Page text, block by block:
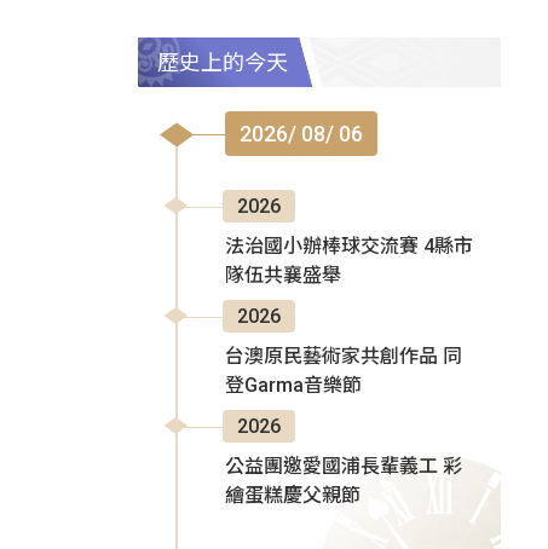
歷史上的今天
2026/ 08/ 06
2026
法治國小辦棒球交流賽 4縣市
隊伍共襄盛舉
2026
台澳原民藝術家共創作品 同
登Garma音樂節
2026
公益團邀愛國浦長輩義工 彩
繪蛋糕慶父親節